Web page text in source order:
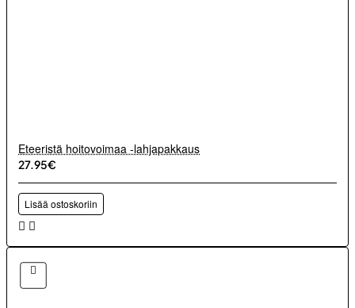
Eteeristä hoitovoimaa -lahjapakkaus
27.95€
Lisää ostoskoriin